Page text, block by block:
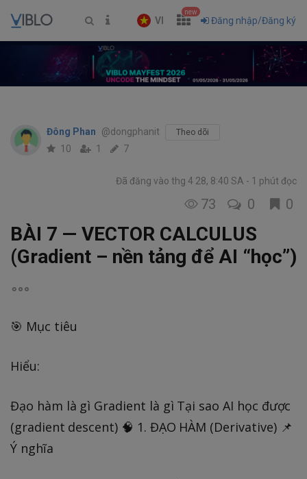
VI
new
Đăng nhập/Đăng ký
Đông Phan @dongphanit Theo dõi
10 1 7
Đã đăng vào thg 4 28, 8:40 SA 1 phút đọc
73 0 0
BÀI 7 — VECTOR CALCULUS
(Gradient – nền tảng để AI “học”)
🎯 Mục tiêu
Hiểu:
Đạo hàm là gì Gradient là gì Tại sao AI học được
(gradient descent) 🧠 1. ĐẠO HÀM (Derivative) 📌
Ý nghĩa